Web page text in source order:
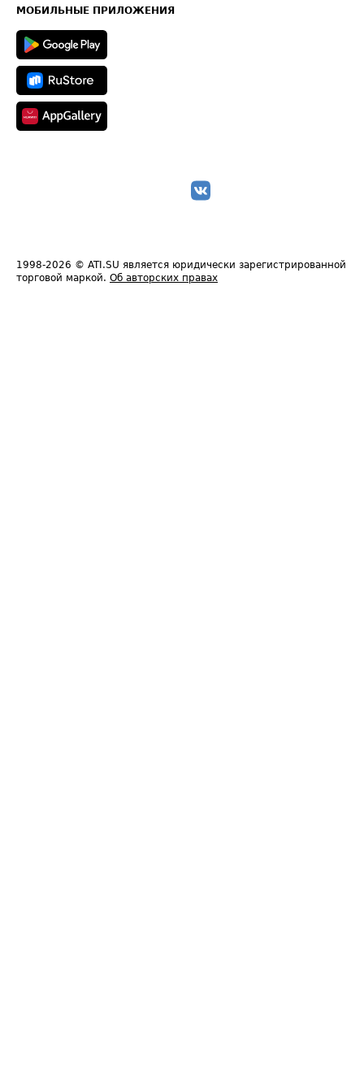
Техническая информация
МОБИЛЬНЫЕ ПРИЛОЖЕНИЯ
1998-2026 © ATI.SU является юридически зарегистрированной
торговой маркой. Об авторских правах